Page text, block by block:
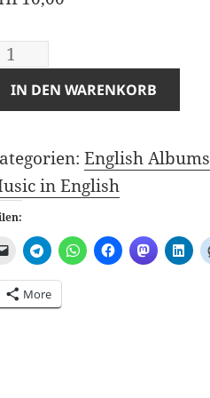
IN DEN WARENKORB
English Albums
in English
More